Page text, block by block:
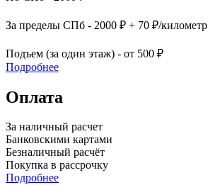
За пределы СПб - 2000 ₽ + 70 ₽/километр
Подъем (за один этаж) - от 500 ₽
Подробнее
Оплата
За наличный расчет
Банковскими картами
Безналичный расчёт
Покупка в рассрочку
Подробнее